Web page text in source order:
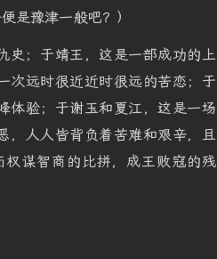
是豫津一般吧？）
史；于靖王，这是一部成功的上
次远时很近近时很远的苦恋；于
体验；于谢玉和夏江，这是一场
人人皆背负着苦难和艰辛，且
谋智商的比拼，成王败寇的残